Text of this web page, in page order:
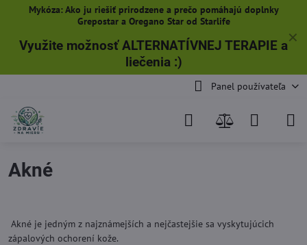
✕
Mykóza: Ako ju riešiť prirodzene a prečo pomáhajú doplnky
Grepostar a Oregano Star od Starlife
Využite možnosť ALTERNATÍVNEJ TERAPIE a
liečenia:)
Panel používateľa
Akné
Akné je jedným z najznámejších a nejčastejšie sa vyskytujúcich
zápalových ochorení kože.